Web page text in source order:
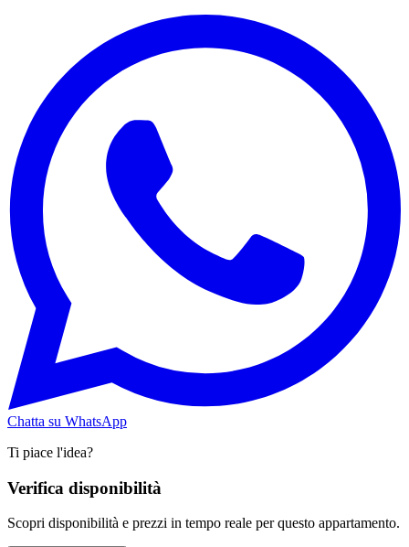
Chatta su WhatsApp
Ti piace l'idea?
Verifica disponibilità
Scopri disponibilità e prezzi in tempo reale per questo appartamento.